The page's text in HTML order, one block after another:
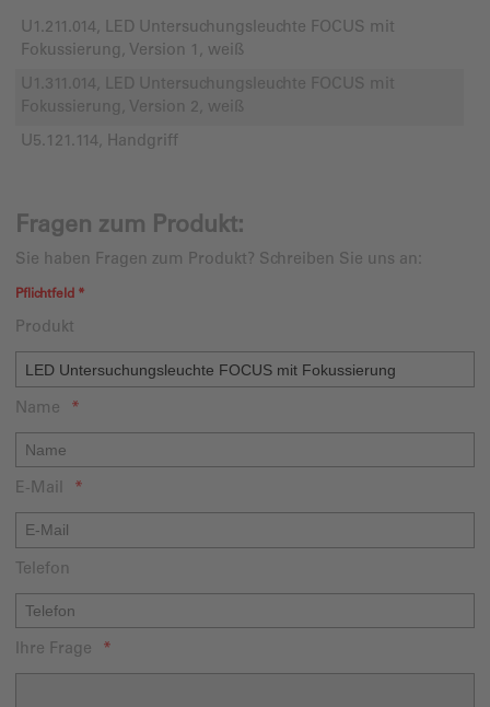
U1.211.014, LED Untersuchungsleuchte FOCUS mit
Fokussierung, Version 1, weiß
U1.311.014, LED Untersuchungsleuchte FOCUS mit
Fokussierung, Version 2, weiß
U5.121.114, Handgriff
Fragen zum Produkt:
Sie haben Fragen zum Produkt? Schreiben Sie uns an:
Pflichtfeld *
Produkt
Name
E-Mail
Telefon
Ihre Frage